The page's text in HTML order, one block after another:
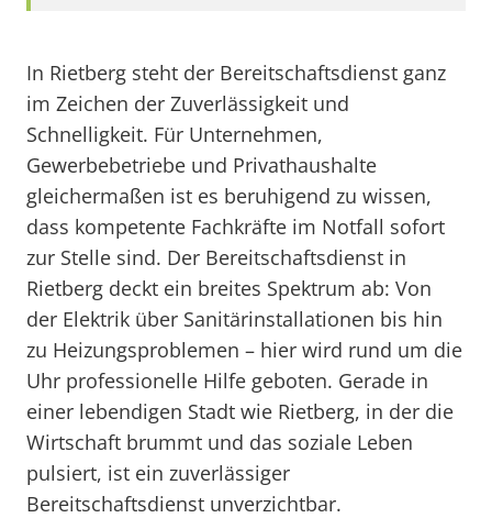
In Rietberg steht der Bereitschaftsdienst ganz
im Zeichen der Zuverlässigkeit und
Schnelligkeit. Für Unternehmen,
Gewerbebetriebe und Privathaushalte
gleichermaßen ist es beruhigend zu wissen,
dass kompetente Fachkräfte im Notfall sofort
zur Stelle sind. Der Bereitschaftsdienst in
Rietberg deckt ein breites Spektrum ab: Von
der Elektrik über Sanitärinstallationen bis hin
zu Heizungsproblemen – hier wird rund um die
Uhr professionelle Hilfe geboten. Gerade in
einer lebendigen Stadt wie Rietberg, in der die
Wirtschaft brummt und das soziale Leben
pulsiert, ist ein zuverlässiger
Bereitschaftsdienst unverzichtbar.